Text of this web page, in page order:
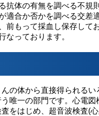
抗体の有無を調べる不規
適合か否かを調べる交差
前もって採血し保存して
なっております。
んの体から直接得られる
唯一の部門です。心電図
査をはじめ、超音波検査(